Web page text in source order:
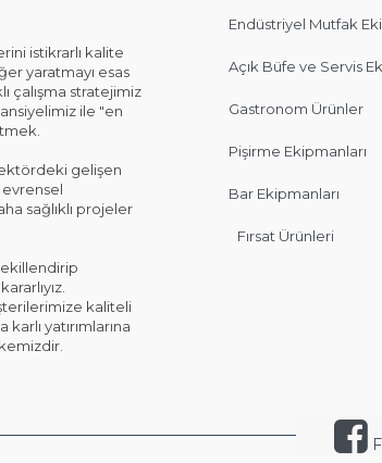
istikrarlı kalite
yaratmayı esas
çalışma stratejimiz
ile "en
gelişen
sağlıklı projeler
kaliteli
yatırımlarına
Endüstriyel Mutfak
Açık Büfe ve Servis
Gastronom Ürünler
Pişirme Ekipmanları
Bar Ekipmanları
Fırsat Ürünleri